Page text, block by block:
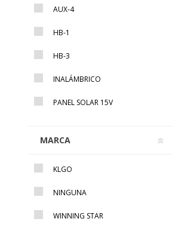
AUX-4
HB-1
HB-3
INALÁMBRICO
PANEL SOLAR 15V
MARCA
KLGO
NINGUNA
WINNING STAR